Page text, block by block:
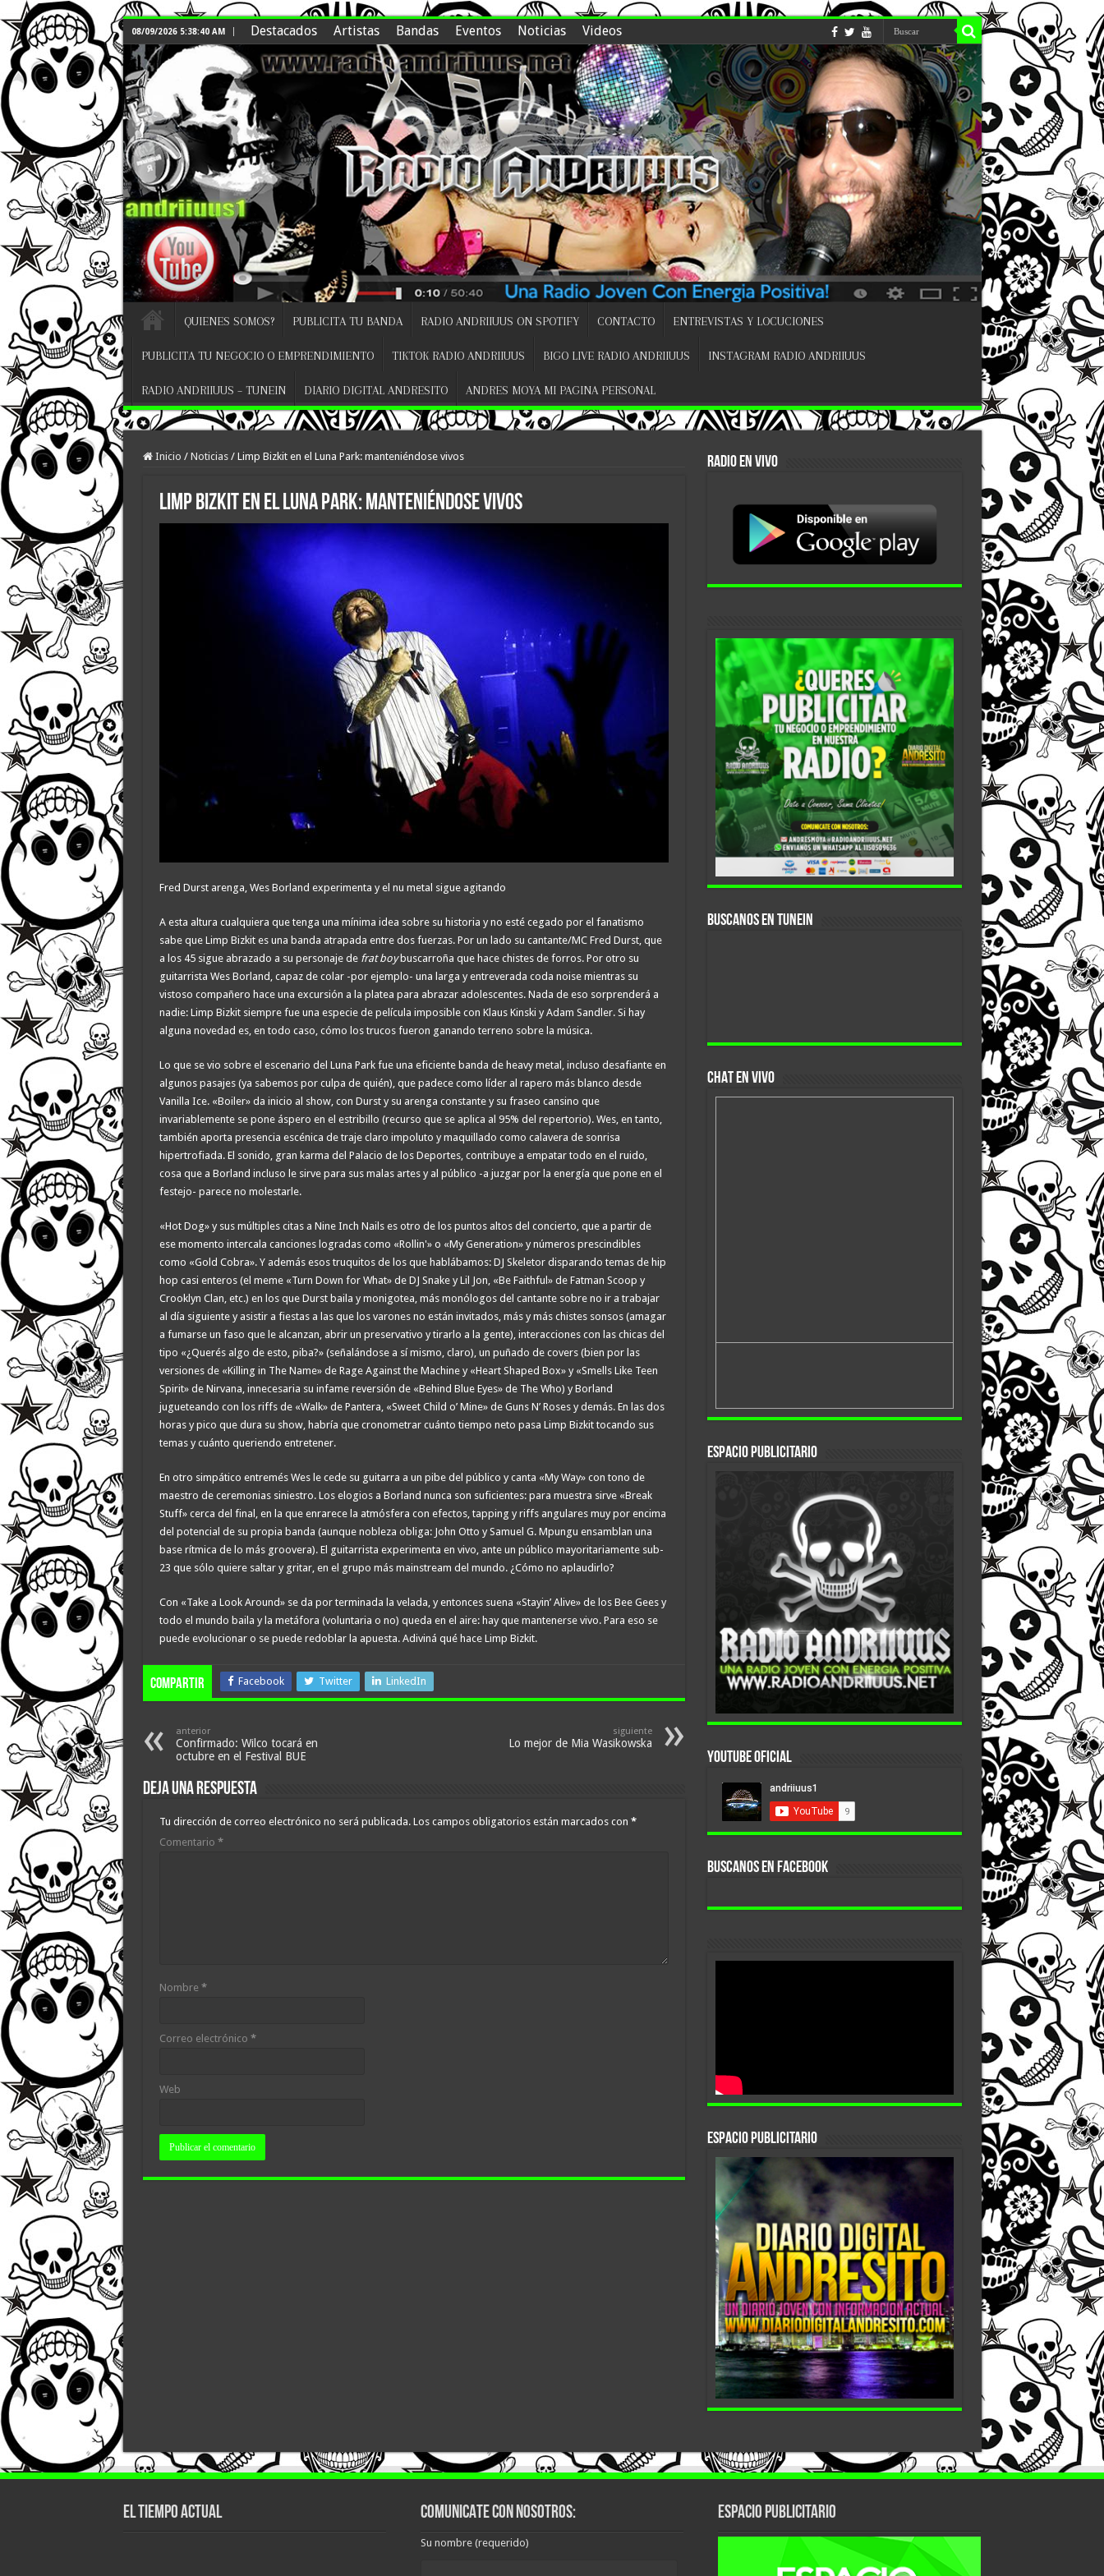
08/09/2026 5:38:40 AM Destacados Artistas Bandas Eventos Noticias Videos
QUIENES SOMOS? PUBLICITA TU BANDA RADIO ANDRIIUUS ON SPOTIFY CONTACTO ENTREVISTAS Y LOCUCIONES
PUBLICITA TU NEGOCIO O EMPRENDIMIENTO TIKTOK RADIO ANDRIIUUS BIGO LIVE RADIO ANDRIIUUS INSTAGRAM RADIO ANDRIIUUS
RADIO ANDRIIUUS – TUNEIN DIARIO DIGITAL ANDRESITO ANDRES MOYA MI PAGINA PERSONAL
Inicio / Noticias / Limp Bizkit en el Luna Park: manteniéndose vivos
Limp Bizkit en el Luna Park: manteniéndose vivos
Fred Durst arenga, Wes Borland experimenta y el nu metal sigue agitando
A esta altura cualquiera que tenga una mínima idea sobre su historia y no esté cegado por el fanatismo
sabe que Limp Bizkit es una banda atrapada entre dos fuerzas. Por un lado su cantante/MC Fred Durst, que
a los 45 sigue abrazado a su personaje de frat boybuscarroña que hace chistes de forros. Por otro su
guitarrista Wes Borland, capaz de colar -por ejemplo- una larga y entreverada coda noise mientras su
vistoso compañero hace una excursión a la platea para abrazar adolescentes. Nada de eso sorprenderá a
nadie: Limp Bizkit siempre fue una especie de película imposible con Klaus Kinski y Adam Sandler. Si hay
alguna novedad es, en todo caso, cómo los trucos fueron ganando terreno sobre la música.
Lo que se vio sobre el escenario del Luna Park fue una eficiente banda de heavy metal, incluso desafiante en
algunos pasajes (ya sabemos por culpa de quién), que padece como líder al rapero más blanco desde
Vanilla Ice. «Boiler» da inicio al show, con Durst y su arenga constante y su fraseo cansino que
invariablemente se pone áspero en el estribillo (recurso que se aplica al 95% del repertorio). Wes, en tanto,
también aporta presencia escénica de traje claro impoluto y maquillado como calavera de sonrisa
hipertrofiada. El sonido, gran karma del Palacio de los Deportes, contribuye a empatar todo en el ruido,
cosa que a Borland incluso le sirve para sus malas artes y al público -a juzgar por la energía que pone en el
festejo- parece no molestarle.
«Hot Dog» y sus múltiples citas a Nine Inch Nails es otro de los puntos altos del concierto, que a partir de
ese momento intercala canciones logradas como «Rollin'» o «My Generation» y números prescindibles
como «Gold Cobra». Y además esos truquitos de los que hablábamos: DJ Skeletor disparando temas de hip
hop casi enteros (el meme «Turn Down for What» de DJ Snake y Lil Jon, «Be Faithful» de Fatman Scoop y
Crooklyn Clan, etc.) en los que Durst baila y monigotea, más monólogos del cantante sobre no ir a trabajar
al día siguiente y asistir a fiestas a las que los varones no están invitados, más y más chistes sonsos (amagar
a fumarse un faso que le alcanzan, abrir un preservativo y tirarlo a la gente), interacciones con las chicas del
tipo «¿Querés algo de esto, piba?» (señalándose a sí mismo, claro), un puñado de covers (bien por las
versiones de «Killing in The Name» de Rage Against the Machine y «Heart Shaped Box» y «Smells Like Teen
Spirit» de Nirvana, innecesaria su infame reversión de «Behind Blue Eyes» de The Who) y Borland
jugueteando con los riffs de «Walk» de Pantera, «Sweet Child o’ Mine» de Guns N’ Roses y demás. En las dos
horas y pico que dura su show, habría que cronometrar cuánto tiempo neto pasa Limp Bizkit tocando sus
temas y cuánto queriendo entretener.
En otro simpático entremés Wes le cede su guitarra a un pibe del público y canta «My Way» con tono de
maestro de ceremonias siniestro. Los elogios a Borland nunca son suficientes: para muestra sirve «Break
Stuff» cerca del final, en la que enrarece la atmósfera con efectos, tapping y riffs angulares muy por encima
del potencial de su propia banda (aunque nobleza obliga: John Otto y Samuel G. Mpungu ensamblan una
base rítmica de lo más groovera). El guitarrista experimenta en vivo, ante un público mayoritariamente sub-
23 que sólo quiere saltar y gritar, en el grupo más mainstream del mundo. ¿Cómo no aplaudirlo?
Con «Take a Look Around» se da por terminada la velada, y entonces suena «Stayin’ Alive» de los Bee Gees y
todo el mundo baila y la metáfora (voluntaria o no) queda en el aire: hay que mantenerse vivo. Para eso se
puede evolucionar o se puede redoblar la apuesta. Adiviná qué hace Limp Bizkit.
compartir Facebook Twitter LinkedIn
anterior
Confirmado: Wilco tocará en
octubre en el Festival BUE
siguiente
Lo mejor de Mia Wasikowska
Deja una respuesta
Tu dirección de correo electrónico no será publicada. Los campos obligatorios están marcados con *
Comentario *
Nombre *
Correo electrónico *
Web
RADIO EN VIVO
Buscanos En Tunein
CHAT EN VIVO
Espacio Publicitario
YouTube Oficial
BUSCANOS EN FACEBOOK
ESPACIO PUBLICITARIO
El tiempo actual COMUNICATE CON NOSOTROS:
Su nombre (requerido)
ESPACIO PUBLICITARIO